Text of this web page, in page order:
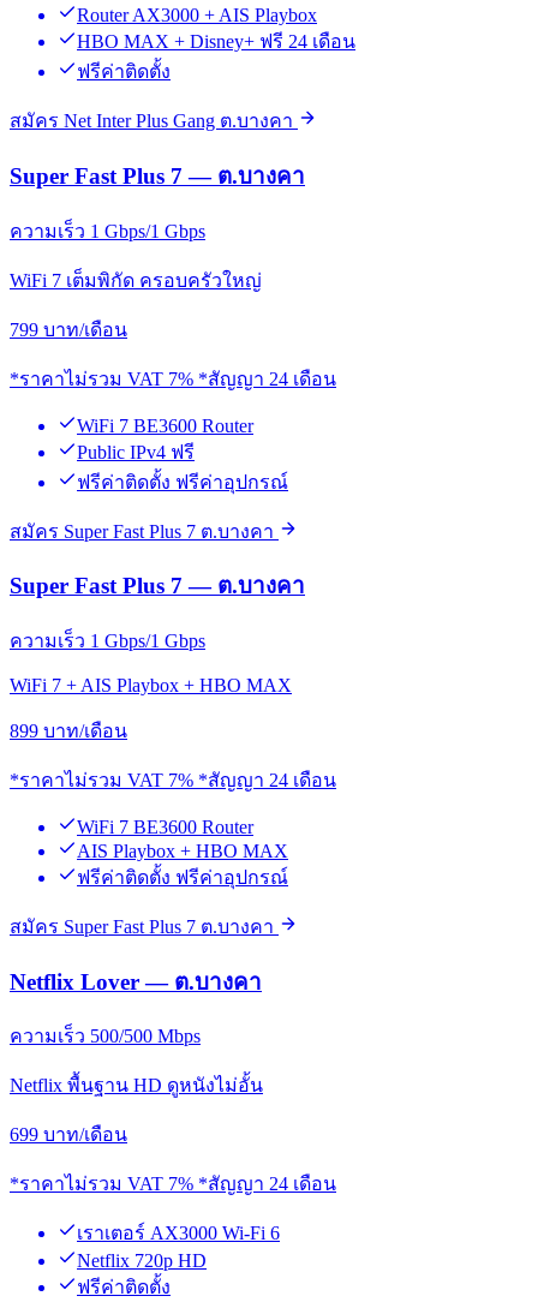
Router AX3000 + AIS Playbox
HBO MAX + Disney+ ฟรี 24 เดือน
ฟรีค่าติดตั้ง
สมัคร Net Inter Plus Gang ต.บางคา
Super Fast Plus 7 — ต.บางคา
ความเร็ว 1 Gbps/1 Gbps
WiFi 7 เต็มพิกัด ครอบครัวใหญ่
799 บาท/เดือน
*ราคาไม่รวม VAT 7% *สัญญา 24 เดือน
WiFi 7 BE3600 Router
Public IPv4 ฟรี
ฟรีค่าติดตั้ง ฟรีค่าอุปกรณ์
สมัคร Super Fast Plus 7 ต.บางคา
Super Fast Plus 7 — ต.บางคา
ความเร็ว 1 Gbps/1 Gbps
WiFi 7 + AIS Playbox + HBO MAX
899 บาท/เดือน
*ราคาไม่รวม VAT 7% *สัญญา 24 เดือน
WiFi 7 BE3600 Router
AIS Playbox + HBO MAX
ฟรีค่าติดตั้ง ฟรีค่าอุปกรณ์
สมัคร Super Fast Plus 7 ต.บางคา
Netflix Lover — ต.บางคา
ความเร็ว 500/500 Mbps
Netflix พื้นฐาน HD ดูหนังไม่อั้น
699 บาท/เดือน
*ราคาไม่รวม VAT 7% *สัญญา 24 เดือน
เราเตอร์ AX3000 Wi-Fi 6
Netflix 720p HD
ฟรีค่าติดตั้ง